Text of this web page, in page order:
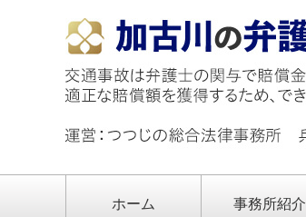
ホーム 事務所紹介